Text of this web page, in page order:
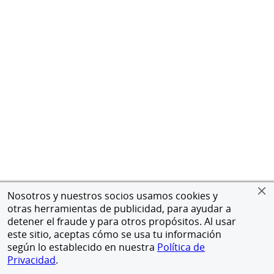
Nosotros y nuestros socios usamos cookies y
otras herramientas de publicidad, para ayudar a
detener el fraude y para otros propósitos. Al usar
este sitio, aceptas cómo se usa tu información
según lo establecido en nuestra Política de
Privacidad.